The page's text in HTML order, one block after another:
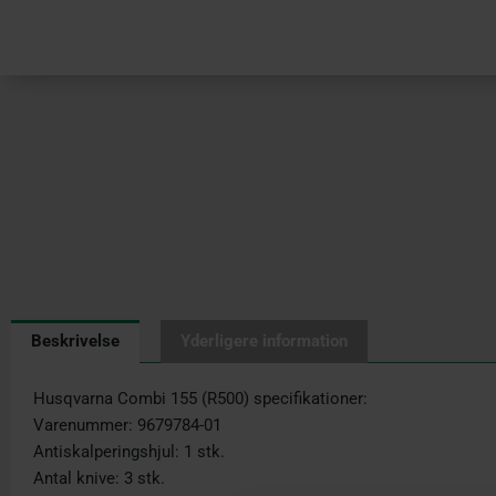
Beskrivelse
Husqvarna Combi 155 (R500) specifikationer:
Varenummer: 9679784-01
Antiskalperingshjul: 1 stk.
Antal knive: 3 stk.